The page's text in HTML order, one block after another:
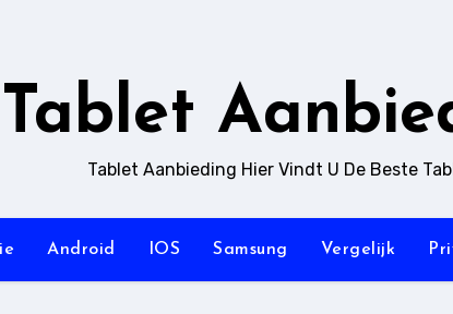
Tablet
Tablet Aanbieding Hier Vindt U De Beste
Android IOS Samsung Vergelijk